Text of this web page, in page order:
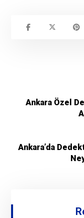
Ankara Özel
Ankara’da